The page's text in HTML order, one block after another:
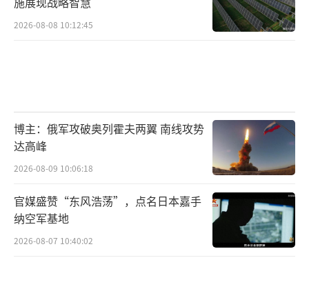
岛内民众互相推荐阅兵直播、点赞热议大
陆强大，让民进党所谓“不能信”彻底破功。
眼睛”。现场观礼的台青林彦辰回到酒店又看
了电视重播，他告诉谭主，央视的精彩直播比
起现场看有更多视角和细节，“可以说真实、
完美呈现了阅兵现场，我也推荐给很多岛内朋
友”。时事评论员蔡正元表示，民进党当局谎
称大陆“不能信”的把戏被戳穿了。
2026-08-08 10:12:45
博主：俄军攻破奥列霍夫两翼 南线攻势
达高峰
2026-08-09 10:06:18
官媒盛赞“东风浩荡”，点名日本嘉手
纳空军基地
2026-08-07 10:40:02